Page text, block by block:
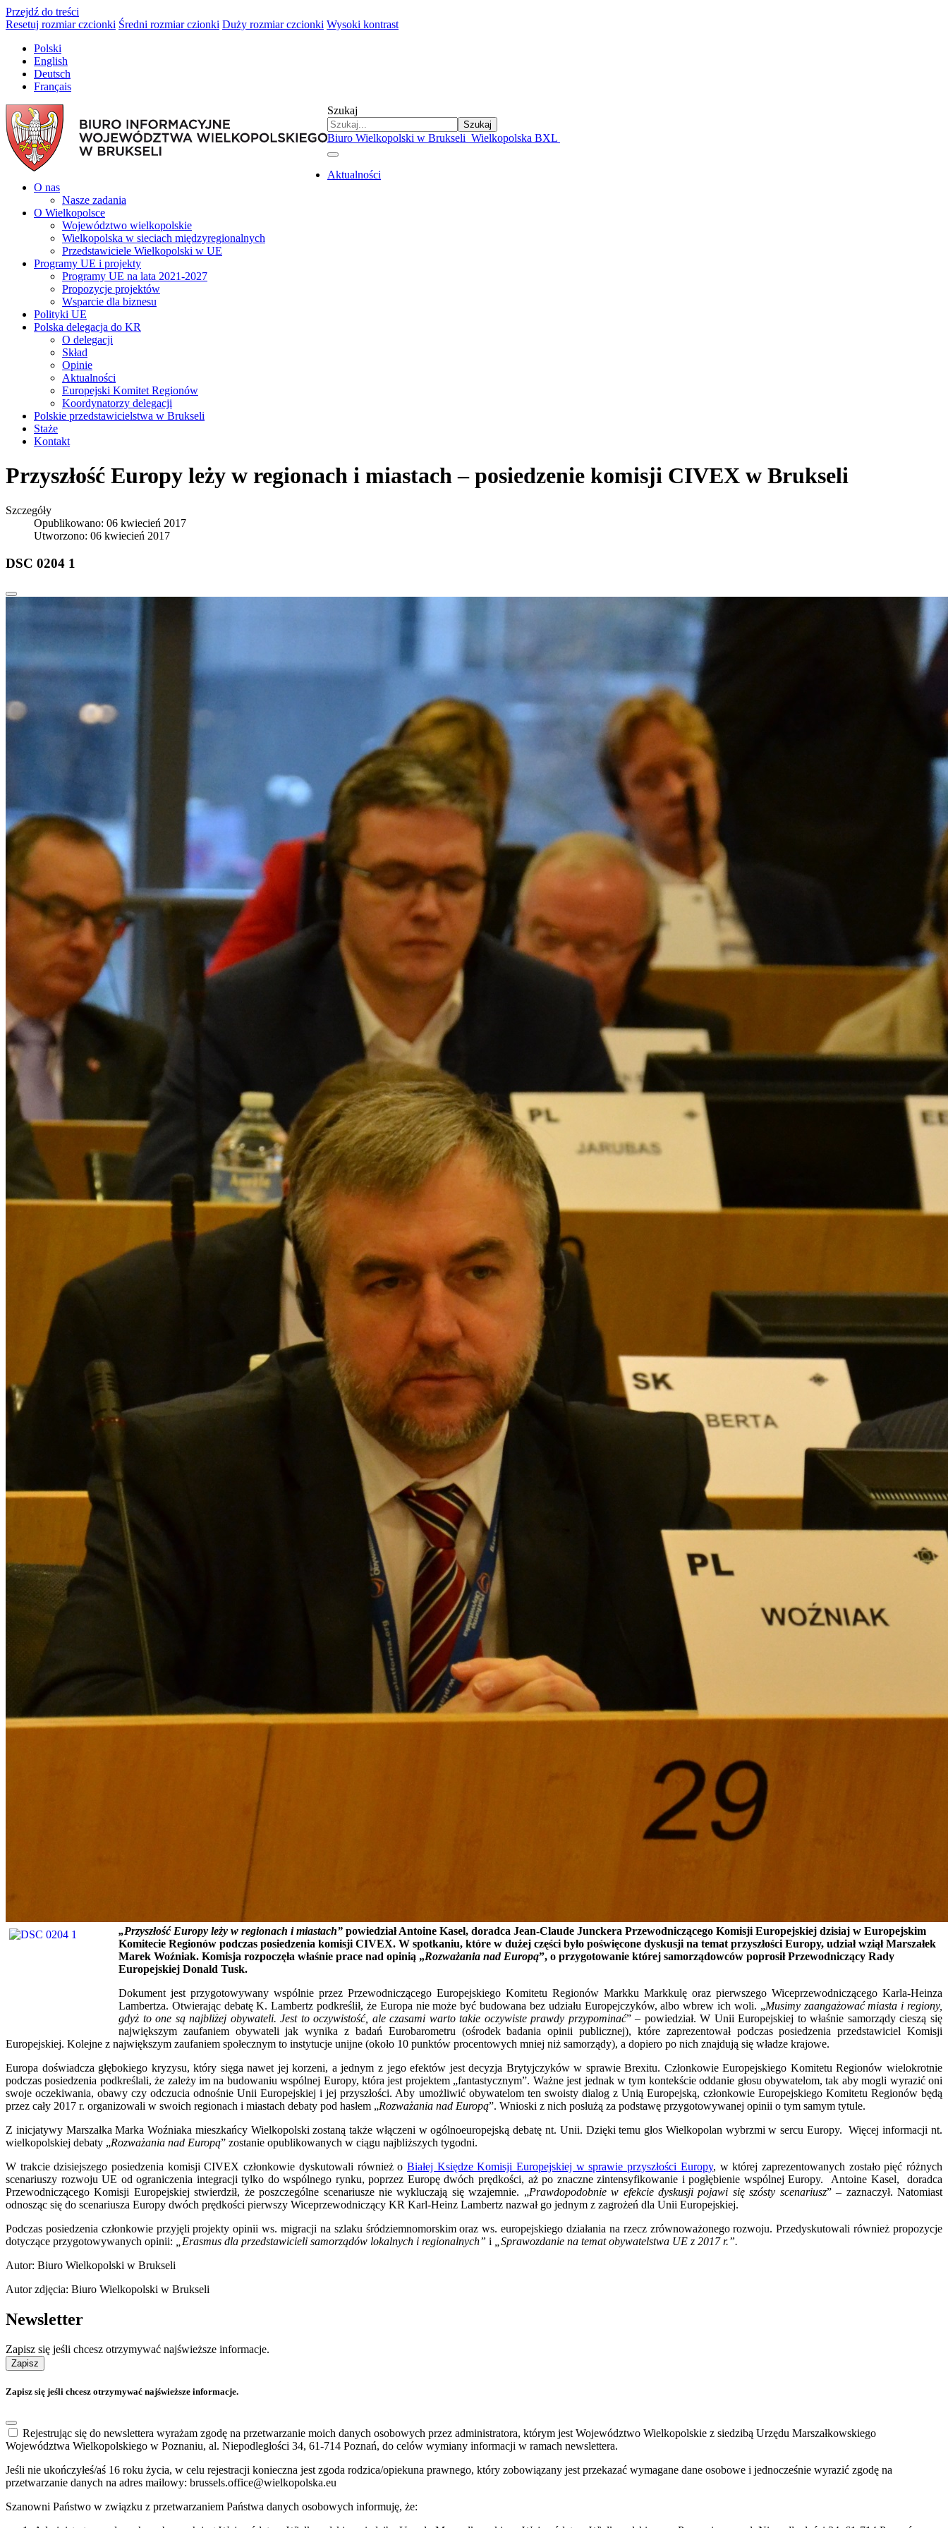
Przejdź do treści
Resetuj rozmiar czcionki Średni rozmiar czionki Duży rozmiar czcionki Wysoki kontrast
Polski
English
Deutsch
Français
Szukaj
Szukaj
Biuro Wielkopolski w Brukseli Wielkopolska BXL
Aktualności
O nas
Nasze zadania
O Wielkopolsce
Województwo wielkopolskie
Wielkopolska w sieciach międzyregionalnych
Przedstawiciele Wielkopolski w UE
Programy UE i projekty
Programy UE na lata 2021-2027
Propozycje projektów
Wsparcie dla biznesu
Polityki UE
Polska delegacja do KR
O delegacji
Skład
Opinie
Aktualności
Europejski Komitet Regionów
Koordynatorzy delegacji
Polskie przedstawicielstwa w Brukseli
Staże
Kontakt
Przyszłość Europy leży w regionach i miastach – posiedzenie komisji CIVEX w Brukseli
Szczegóły
Opublikowano: 06 kwiecień 2017
Utworzono: 06 kwiecień 2017
DSC 0204 1
„Przyszłość Europy leży w regionach i miastach” powiedział Antoine Kasel, doradca Jean-Claude Junckera Przewodniczącego Komisji Europejskiej dzisiaj w Europejskim
Komitecie Regionów podczas posiedzenia komisji CIVEX. W spotkaniu, które w dużej części było poświęcone dyskusji na temat przyszłości Europy, udział wziął Marszałek
Marek Woźniak. Komisja rozpoczęła właśnie prace nad opinią „Rozważania nad Europą”, o przygotowanie której samorządowców poprosił Przewodniczący Rady
Europejskiej Donald Tusk.
Dokument jest przygotowywany wspólnie przez Przewodniczącego Europejskiego Komitetu Regionów Markku Markkulę oraz pierwszego Wiceprzewodniczącego Karla-Heinza
Lambertza. Otwierając debatę K. Lambertz podkreślił, że Europa nie może być budowana bez udziału Europejczyków, albo wbrew ich woli. „Musimy zaangażować miasta i regiony,
gdyż to one są najbliżej obywateli. Jest to oczywistość, ale czasami warto takie oczywiste prawdy przypominać” – powiedział. W Unii Europejskiej to właśnie samorządy cieszą się
największym zaufaniem obywateli jak wynika z badań Eurobarometru (ośrodek badania opinii publicznej), które zaprezentował podczas posiedzenia przedstawiciel Komisji
Europejskiej. Kolejne z największym zaufaniem społecznym to instytucje unijne (około 10 punktów procentowych mniej niż samorządy), a dopiero po nich znajdują się władze krajowe.
Europa doświadcza głębokiego kryzysu, który sięga nawet jej korzeni, a jednym z jego efektów jest decyzja Brytyjczyków w sprawie Brexitu. Członkowie Europejskiego Komitetu Regionów wielokrotnie
podczas posiedzenia podkreślali, że zależy im na budowaniu wspólnej Europy, która jest projektem „fantastycznym”. Ważne jest jednak w tym kontekście oddanie głosu obywatelom, tak aby mogli wyrazić oni
swoje oczekiwania, obawy czy odczucia odnośnie Unii Europejskiej i jej przyszłości. Aby umożliwić obywatelom ten swoisty dialog z Unią Europejską, członkowie Europejskiego Komitetu Regionów będą
przez cały 2017 r. organizowali w swoich regionach i miastach debaty pod hasłem „Rozważania nad Europą”. Wnioski z nich posłużą za podstawę przygotowywanej opinii o tym samym tytule.
Z inicjatywy Marszałka Marka Woźniaka mieszkańcy Wielkopolski zostaną także włączeni w ogólnoeuropejską debatę nt. Unii. Dzięki temu głos Wielkopolan wybrzmi w sercu Europy. Więcej informacji nt.
wielkopolskiej debaty „Rozważania nad Europą” zostanie opublikowanych w ciągu najbliższych tygodni.
W trakcie dzisiejszego posiedzenia komisji CIVEX członkowie dyskutowali również o Białej Księdze Komisji Europejskiej w sprawie przyszłości Europy, w której zaprezentowanych zostało pięć różnych
scenariuszy rozwoju UE od ograniczenia integracji tylko do wspólnego rynku, poprzez Europę dwóch prędkości, aż po znaczne zintensyfikowanie i pogłębienie wspólnej Europy. Antoine Kasel, doradca
Przewodniczącego Komisji Europejskiej stwierdził, że poszczególne scenariusze nie wykluczają się wzajemnie. „Prawdopodobnie w efekcie dyskusji pojawi się szósty scenariusz” – zaznaczył. Natomiast
odnosząc się do scenariusza Europy dwóch prędkości pierwszy Wiceprzewodniczący KR Karl-Heinz Lambertz nazwał go jednym z zagrożeń dla Unii Europejskiej.
Podczas posiedzenia członkowie przyjęli projekty opinii ws. migracji na szlaku śródziemnomorskim oraz ws. europejskiego działania na rzecz zrównoważonego rozwoju. Przedyskutowali również propozycje
dotyczące przygotowywanych opinii:
„Erasmus dla przedstawicieli samorządów lokalnych i regionalnych” i
„Sprawozdanie na temat obywatelstwa UE z 2017 r.”.
Autor: Biuro Wielkopolski w Brukseli
Autor zdjęcia: Biuro Wielkopolski w Brukseli
Newsletter
Zapisz się jeśli chcesz otrzymywać najświeższe informacje.
Zapisz
Zapisz się jeśli chcesz otrzymywać najświeższe informacje.
Rejestrując się do newslettera wyrażam zgodę na przetwarzanie moich danych osobowych przez administratora, którym jest Województwo Wielkopolskie z siedzibą Urzędu Marszałkowskiego
Województwa Wielkopolskiego w Poznaniu, al. Niepodległości 34, 61-714 Poznań, do celów wymiany informacji w ramach newslettera.
Jeśli nie ukończyłeś/aś 16 roku życia, w celu rejestracji konieczna jest zgoda rodzica/opiekuna prawnego, który zobowiązany jest przekazać wymagane dane osobowe i jednocześnie wyrazić zgodę na
przetwarzanie danych na adres mailowy: brussels.office@wielkopolska.eu
Szanowni Państwo w związku z przetwarzaniem Państwa danych osobowych informuję, że: